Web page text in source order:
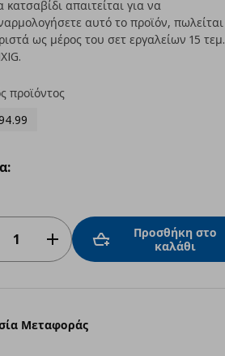
κατσαβίδι απαιτείται για να
αυτό το προϊόν, πωλείται
ως μέρος του σετ εργαλείων 15 τεμ.
προϊόντος
Προσθήκη στο
καλάθι
Μεταφοράς